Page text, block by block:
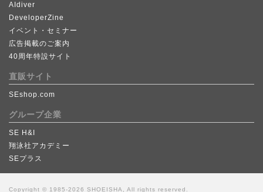
AIdiver
DeveloperZine
イベント・セミナー
広告掲載のご案内
40周年特設サイト
直販サイト
SEshop.com
グループ企業
SE H&I
翔泳社アカデミー
SEプラス
Copyright © 1985-2026 SHOEISHA, All rights reserved.